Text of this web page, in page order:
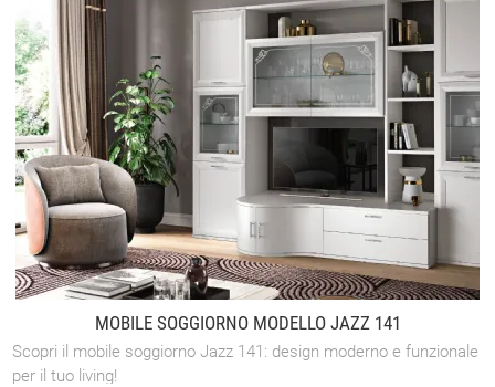
MOBILE SOGGIORNO MODELLO JAZZ 141
Scopri il mobile soggiorno Jazz 141: design moderno e funzionale
per il tuo living!